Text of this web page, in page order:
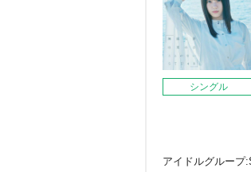
シングル
アイドルグループ